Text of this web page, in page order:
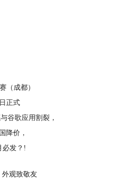
（成都）
正式
谷歌应用割裂，
降价，
必发？!
外观致敬友